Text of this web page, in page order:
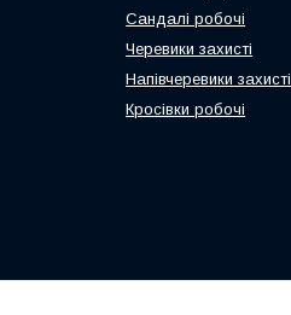
Сандалі робочі
Черевики захисті
Напівчеревики захисті
Кросівки робочі